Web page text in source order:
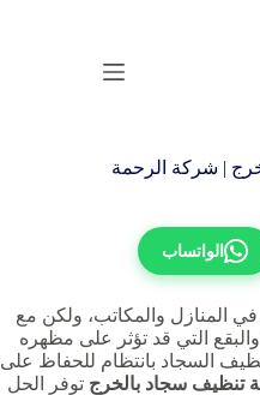
| شركة الرحمة
الواتساب
المنازل والمكاتب، ولكن مع
التي قد تؤثر على مظهره
السجاد بانتظام للحفاظ على
تنظيف سجاد بالخرج توفر الحل